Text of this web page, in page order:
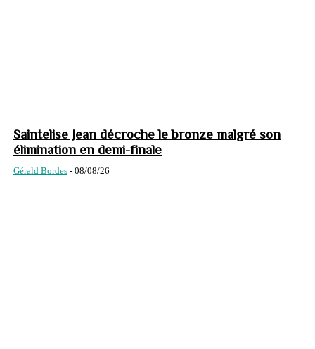
Saintelise Jean décroche le bronze malgré son
élimination en demi-finale
Gérald Bordes - 08/08/26